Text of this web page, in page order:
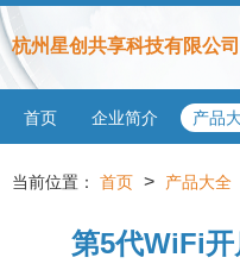
杭州星创共享科技有限公司
首页 企业简介 产品
当前位置： 首页 > 产品大全
第5代WiFi开